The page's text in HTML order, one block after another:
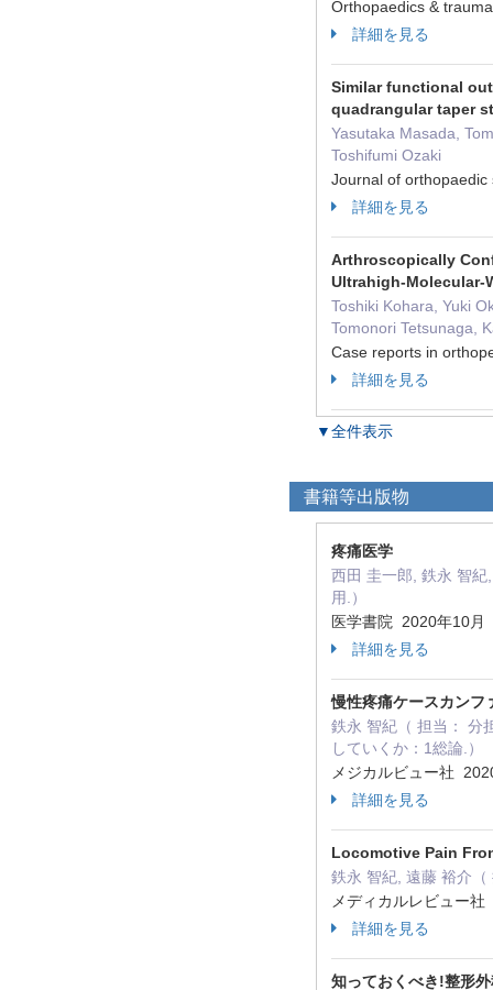
Orthopaedics &
詳細を見る
Similar functional
quadrangular taper
Yasutaka Masada,
Toshifumi Ozaki
Journal of
詳細を見る
Arthroscopically
Ultrahigh-Molecular-
Toshiki Kohara, Yuki
Tomonori Tetsunaga,
Case reports in
詳細を見る
▼全件表示
書籍等出版物
疼痛医学
西田 圭一郎, 鉄永 智
用.）
医学書院 2020年10月
詳細を見る
慢性疼痛ケースカンフ
鉄永 智紀（ 担当： 分
していくか：1総論.）
メジカルビュー社
詳細を見る
Locomotive Pain
鉄永 智紀, 遠藤 裕介
メディカルレビュー
詳細を見る
知っておくべき!整形